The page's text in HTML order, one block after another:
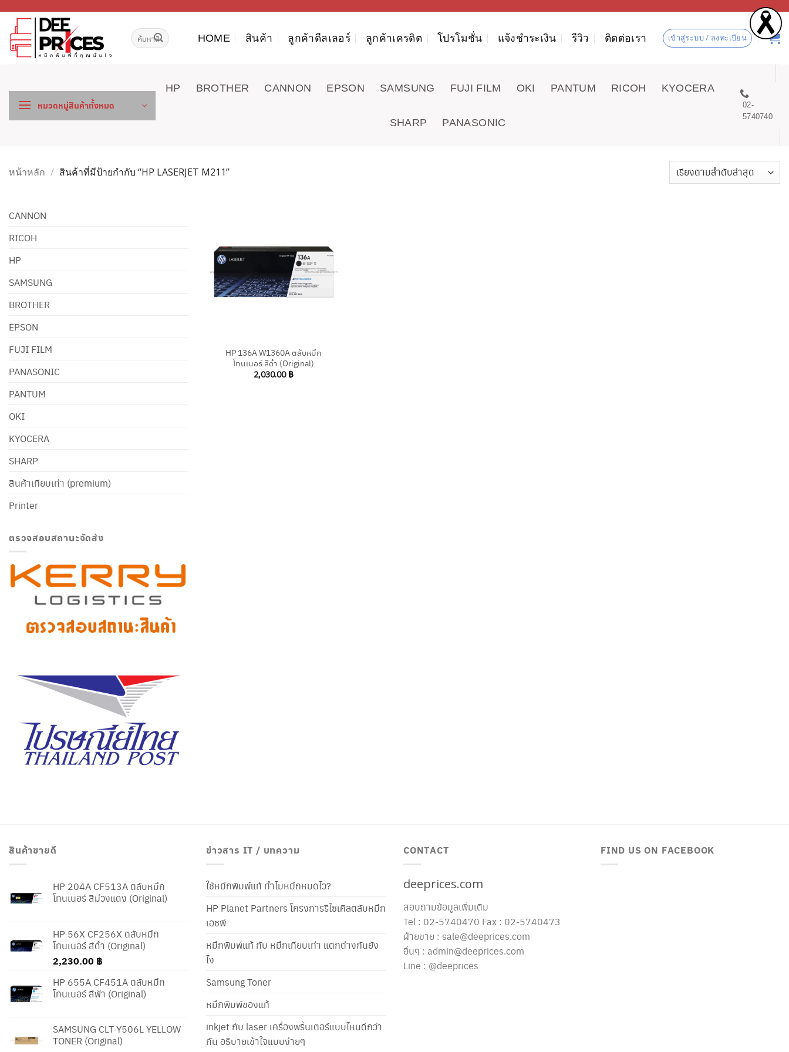
เนื้อหา
ค้นหา: HOME สินค้า ลูกค้าดีลเลอร์ ลูกค้าเครดิต โปรโมชั่น แจ้งชำระเงิน รีวิว ติดต่อเรา เข้าสู่ระบบ / ลงทะเบียน
หมวดหมู่สินค้าทั้งหมด
HP BROTHER CANNON EPSON SAMSUNG FUJI FILM OKI PANTUM RICOH KYOCERA
SHARP PANASONIC
02-
5740740
หน้าหลัก / สินค้าที่มีป้ายกำกับ “HP LASERJET M211”
CANNON
RICOH
HP
SAMSUNG
BROTHER
EPSON
FUJI FILM
PANASONIC
PANTUM
OKI
KYOCERA
SHARP
สินค้าเทียบเท่า (premium)
Printer
ตรวจสอบสถานะจัดส่ง
HP 136A W1360A ตลับหมึก
โทนเนอร์ สีดำ (Original)
2,030.00 ฿
สินค้าขายดี
HP 204A CF513A ตลับหมึก
โทนเนอร์ สีม่วงแดง (Original)
HP 56X CF256X ตลับหมึก
โทนเนอร์ สีดำ (Original)
2,230.00 ฿
HP 655A CF451A ตลับหมึก
โทนเนอร์ สีฟ้า (Original)
SAMSUNG CLT-Y506L YELLOW
TONER (Original)
ข่าวสาร IT / บทความ
ใช้หมึกพิมพ์แท้ ทำไมหมึกหมดไว?
HP Planet Partners โครงการรีไซเคิลตลับหมึก
เอชพี
หมึกพิมพ์แท้ กับ หมึกเทียบเท่า แตกต่างกันยัง
ไง
Samsung Toner
หมึกพิมพ์ของแท้
inkjet กับ laser เครื่องพริ้นเตอร์แบบไหนดีกว่า
กัน อธิบายเข้าใจแบบง่ายๆ
CONTACT
deeprices.com
สอบถามข้อมูลเพิ่มเติม
Tel : 02-5740470 Fax : 02-5740473
ฝ่ายขาย : sale@deeprices.com
อื่นๆ : admin@deeprices.com
Line : @deeprices
FIND US ON FACEBOOK